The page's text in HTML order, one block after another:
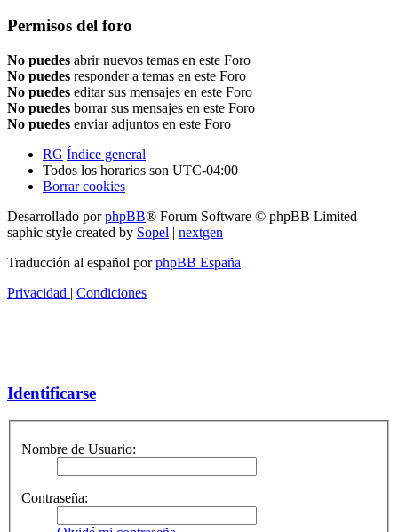
Permisos del foro
No puedes abrir nuevos temas en este Foro
No puedes responder a temas en este Foro
No puedes editar sus mensajes en este Foro
No puedes borrar sus mensajes en este Foro
No puedes enviar adjuntos en este Foro
RG Índice general
Todos los horarios son UTC-04:00
Borrar cookies
Desarrollado porphpBB® Forum Software © phpBB Limited
saphic style created by Sopel | nextgen
Traducción al español porphpBB España
Privacidad | Condiciones
Identificarse
Nombre de Usuario:
Contraseña: